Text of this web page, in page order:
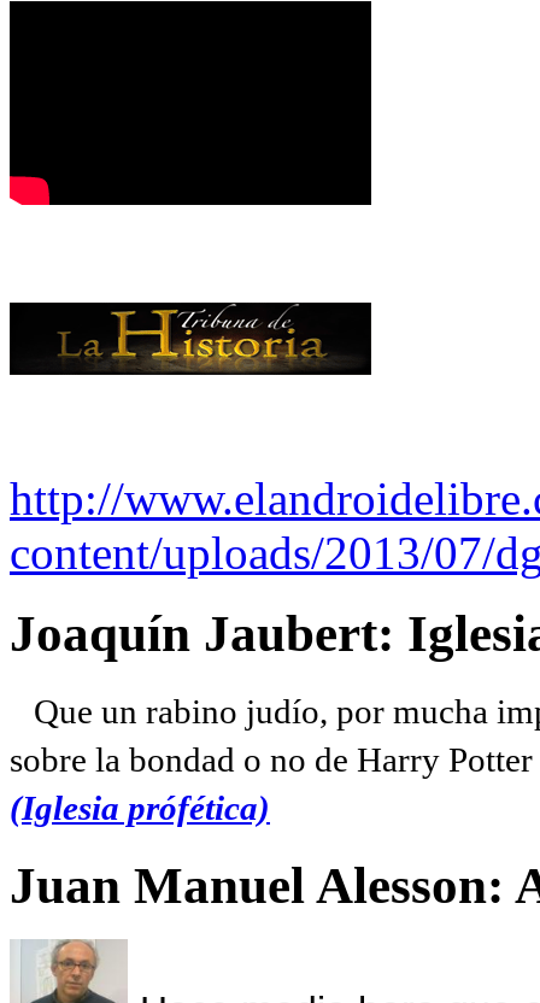
http://
content/uploads/2013/07/
Joaquín Jaubert:
Que un rabino judío, por mucha
sobre la bondad o no de Harry
(Iglesia prófética)
Juan Manuel Alesson: